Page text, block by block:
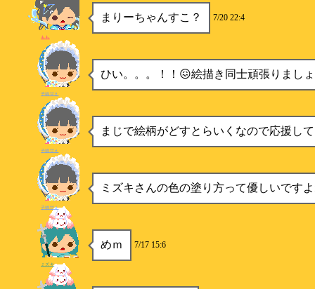
まりーちゃんすこ？ 7/20 22:4
もも
ひい。。。！！😖絵描き同士頑張りまし
子猫甘え
まじで絵柄がどすとらいくなので応援し
子猫甘え
ミズキさんの色の塗り方って優しいです
子猫甘え
めｍ 7/17 15:6
ミズキ